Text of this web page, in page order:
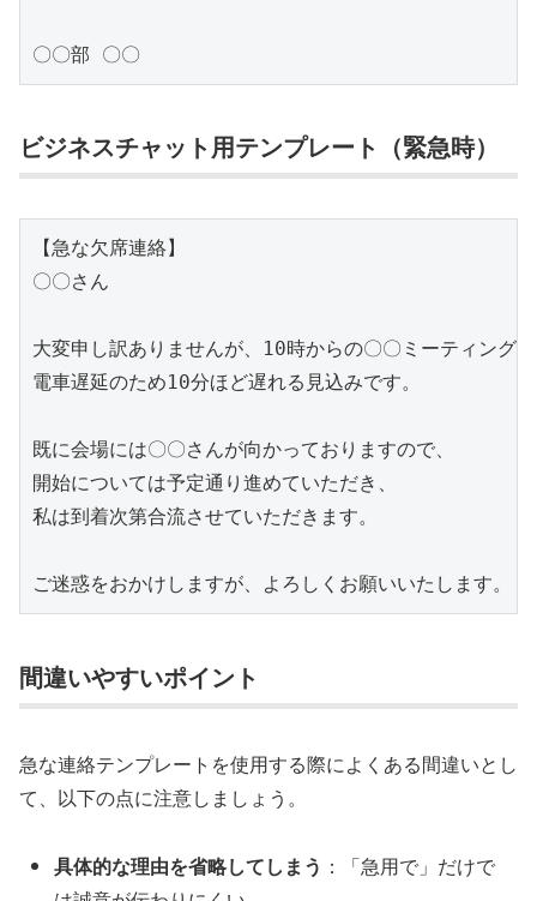
〇〇部 〇〇
ビジネスチャット用テンプレート（緊急時）
【急な欠席連絡】
〇〇さん
大変申し訳ありませんが、10時からの〇〇ミーティングに
電車遅延のため10分ほど遅れる見込みです。
既に会場には〇〇さんが向かっておりますので、
開始については予定通り進めていただき、
私は到着次第合流させていただきます。
ご迷惑をおかけしますが、よろしくお願いいたします。
間違いやすいポイント
急な連絡テンプレートを使用する際によくある間違いとし
て、以下の点に注意しましょう。
具体的な理由を省略してしまう ：「急用で」だけで